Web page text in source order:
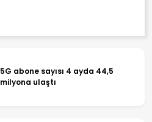
5G abone sayısı 4 ayda 44,5
milyona ulaştı